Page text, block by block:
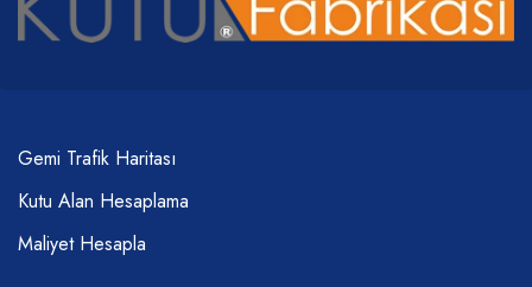
Gemi Trafik Haritası
Kutu Alan Hesaplama
Maliyet Hesapla